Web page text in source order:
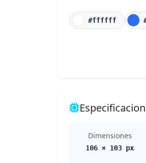
#ffffff
Dimensiones
106 × 103 px